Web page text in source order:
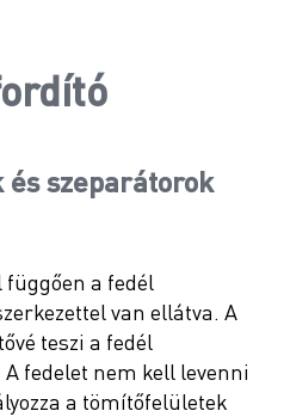
és szeparátorok
a fedél
van ellátva. A
teszi a fedél
fedelet nem kell levenni
a tömítőfelületek